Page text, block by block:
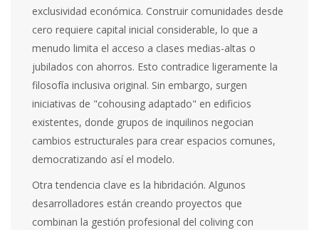
exclusividad económica. Construir comunidades desde
cero requiere capital inicial considerable, lo que a
menudo limita el acceso a clases medias-altas o
jubilados con ahorros. Esto contradice ligeramente la
filosofía inclusiva original. Sin embargo, surgen
iniciativas de "cohousing adaptado" en edificios
existentes, donde grupos de inquilinos negocian
cambios estructurales para crear espacios comunes,
democratizando así el modelo.
Otra tendencia clave es la hibridación. Algunos
desarrolladores están creando proyectos que
combinan la gestión profesional del coliving con